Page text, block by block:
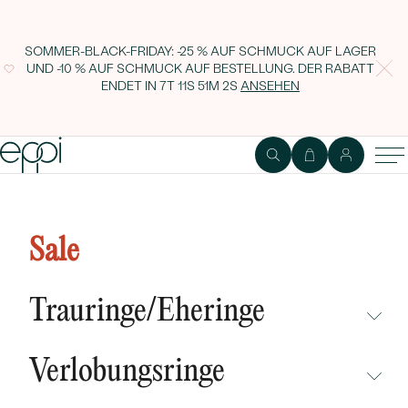
SOMMER-BLACK-FRIDAY: -25 % AUF SCHMUCK AUF LAGER
UND -10 % AUF SCHMUCK AUF BESTELLUNG. DER RABATT
ENDET IN7T 11S 51M 1S ANSEHEN
Sale
Trauringe/Eheringe
NEUHEITEN
Verlobungsringe
Diamanten Nedim